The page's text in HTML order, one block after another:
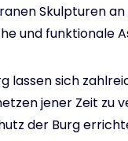
Skulpturen
und funktionale
lassen sich
jener Zeit zu
der Burg